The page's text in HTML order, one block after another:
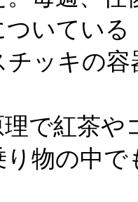
いている
チッキの
で紅茶や
物の中で